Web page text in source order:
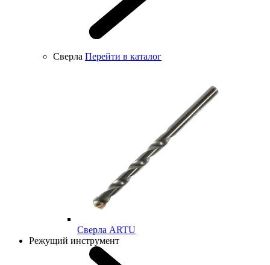
Сверла Перейти в каталог
Cверла ARTU
Режущий инструмент